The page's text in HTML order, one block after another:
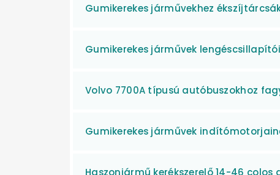
Gumikerekes járművekhez
Gumikerekes járművek
Volvo 7700A típusú autóbuszokhoz
Gumikerekes járművek
Haszonjármű kerékszerelő 14-46 colos